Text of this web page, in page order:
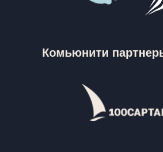
Комьюнити